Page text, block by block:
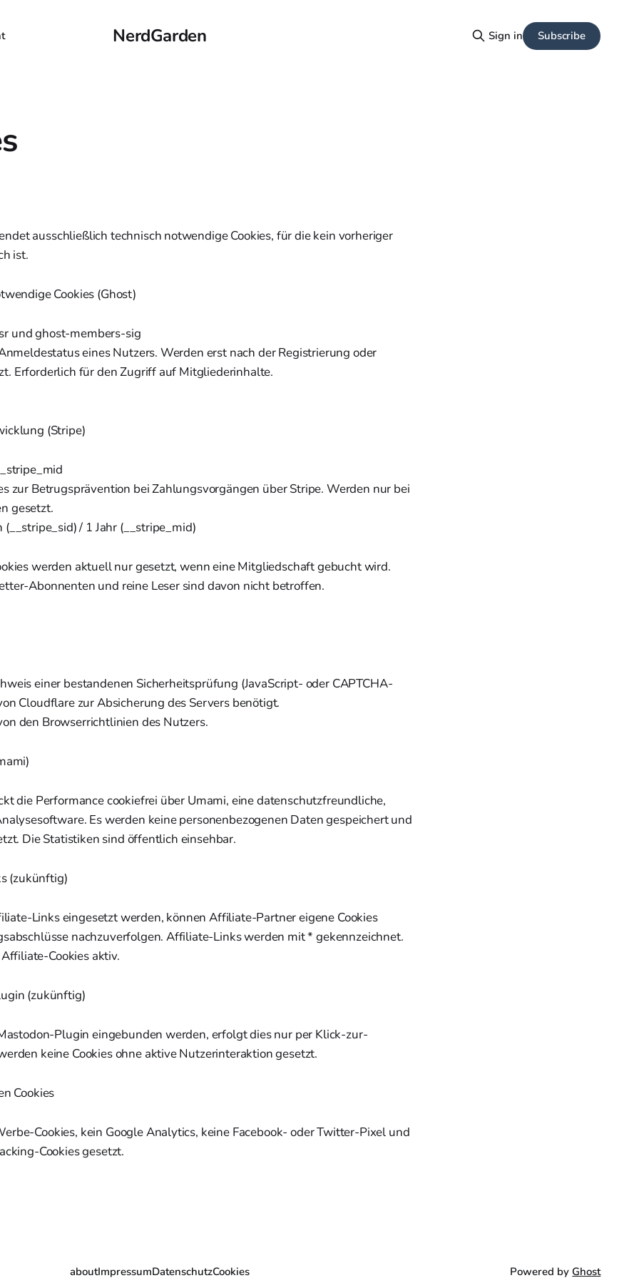
NerdGarden Sign in Subscribe
ausschließlich technisch notwendige Cookies, für die kein vorheriger
ist.
Cookies (Ghost)
und ghost-members-sig
eines Nutzers. Werden erst nach der Registrierung oder
Erforderlich für den Zugriff auf Mitgliederinhalte.
(Stripe)
zur Betrugsprävention bei Zahlungsvorgängen über Stripe. Werden nur bei
gesetzt.
/ 1 Jahr (__stripe_mid)
werden aktuell nur gesetzt, wenn eine Mitgliedschaft gebucht wird.
Abonnenten und reine Leser sind davon nicht betroffen.
einer bestandenen Sicherheitsprüfung (JavaScript- oder CAPTCHA-
Cloudflare zur Absicherung des Servers benötigt.
den Browserrichtlinien des Nutzers.
die Performance cookiefrei über Umami, eine datenschutzfreundliche,
Es werden keine personenbezogenen Daten gespeichert und
Die Statistiken sind öffentlich einsehbar.
(zukünftig)
Links eingesetzt werden, können Affiliate-Partner eigene Cookies
nachzuverfolgen. Affiliate-Links werden mit * gekennzeichnet.
Cookies aktiv.
(zukünftig)
Plugin eingebunden werden, erfolgt dies nur per Klick-zur-
keine Cookies ohne aktive Nutzerinteraktion gesetzt.
Cookies
Cookies, kein Google Analytics, keine Facebook- oder Twitter-Pixel und
Cookies gesetzt.
aboutImpressumDatenschutzCookies Powered byGhost